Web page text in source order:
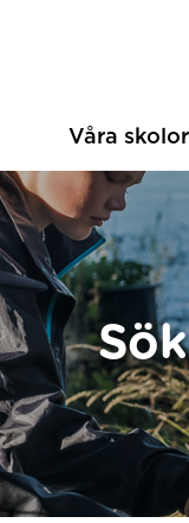
Våra skolor